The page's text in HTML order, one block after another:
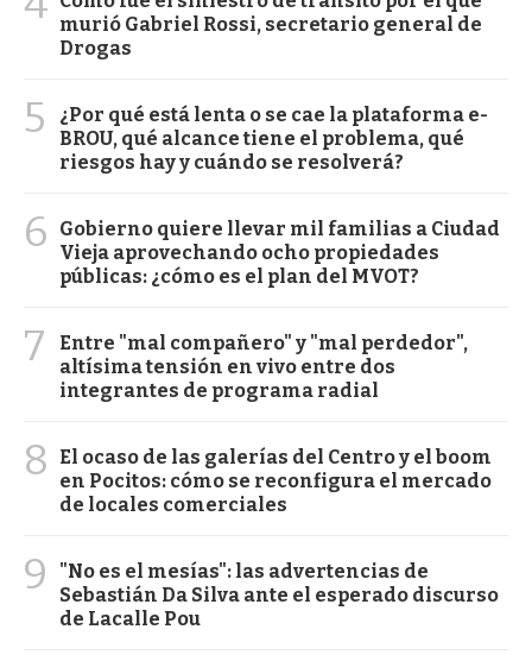
murió Gabriel Rossi, secretario general de
Drogas
5
¿Por qué está lenta o se cae la plataforma e-
BROU, qué alcance tiene el problema, qué
riesgos hay y cuándo se resolverá?
6
Gobierno quiere llevar mil familias a Ciudad
Vieja aprovechando ocho propiedades
públicas: ¿cómo es el plan del MVOT?
7
Entre "mal compañero" y "mal perdedor",
altísima tensión en vivo entre dos
integrantes de programa radial
8
El ocaso de las galerías del Centro y el boom
en Pocitos: cómo se reconfigura el mercado
de locales comerciales
9
"No es el mesías": las advertencias de
Sebastián Da Silva ante el esperado discurso
de Lacalle Pou